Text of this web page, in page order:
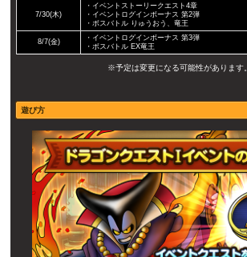
7/30(木)
・イベントストーリークエスト4章
・イベントログインボーナス 第2弾
・ボスバトル りゅうおう、竜王
8/7(金)
・イベントログインボーナス 第3弾
・ボスバトル EX竜王
※予定は変更になる可能性があります。
遊び方